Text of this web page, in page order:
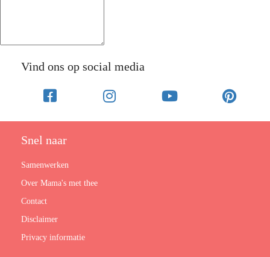
Vind ons op social media
Snel naar
Samenwerken
Over Mama's met thee
Contact
Disclaimer
Privacy informatie